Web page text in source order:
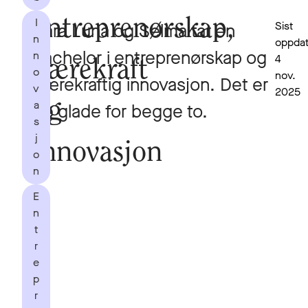
I
n
n
o
v
a
s
j
o
n
E
n
t
r
e
p
r
entreprenørskap,
bærekraft
og
innovasjon
Sara Luna og Selma tar en
bachelor i entreprenørskap og
bærekraftig innovasjon. Det er
de glade for begge to.
Sist
4
nov.
2025